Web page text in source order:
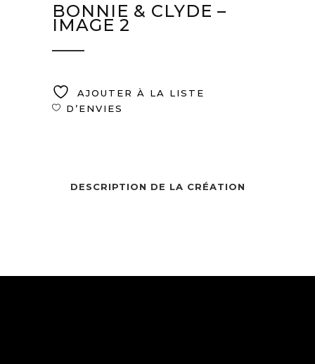
BONNIE & CLYDE –
IMAGE 2
AJOUTER À LA LISTE
D’ENVIES
DESCRIPTION DE LA CRÉATION